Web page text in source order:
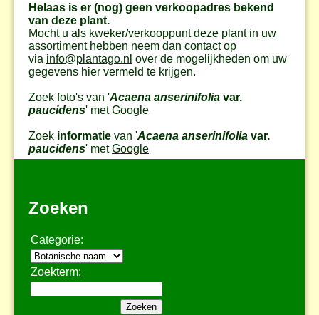
Helaas is er (nog) geen verkoopadres bekend
van deze plant.
Mocht u als kweker/verkooppunt deze plant in uw
assortiment hebben neem dan contact op
via info@plantago.nl over de mogelijkheden om uw
gegevens hier vermeld te krijgen.
Zoek foto's van 'Acaena anserinifolia var.
paucidens' metGoogle
Zoek informatie van 'Acaena anserinifolia var.
paucidens' metGoogle
Zoeken
Categorie:
Zoekterm: